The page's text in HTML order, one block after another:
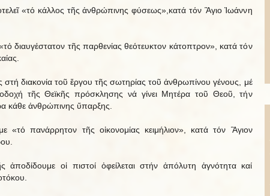
«τό κάλλος τῆς ἀνθρώπινης φύσεως»,κατά τόν Ἃγιο Ἰωάννη
διαυγέστατον τῆς παρθενίας θεότευκτον κάτοπτρον», κατά τόν
διακονία τοῦ ἔργου τῆς σωτηρίας τοῦ ἀνθρωπίνου γένους, μέ
τῆς Θεϊκῆς πρόσκλησης νά γίνει Μητέρα τοῦ Θεοῦ, τήν
κάθε ἀνθρώπινης ὕπαρξης.
«τό πανάρρητον τῆς οἰκονομίας κειμήλιον», κατά τόν Ἃγιον
οἱ πιστοί ὀφείλεται στήν ἀπόλυτη ἁγνότητα καί